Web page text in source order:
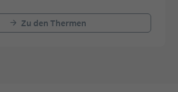
Zu den Thermen